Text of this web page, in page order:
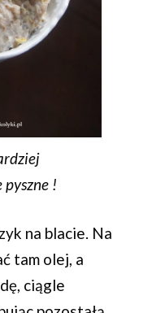
pyszne !
na blacie. Na
tam olej, a
ciągle